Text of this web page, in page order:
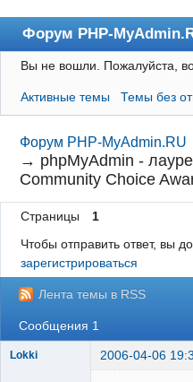
Форум PHP-
Форум
Пользователи
Правила
Поиск
Регистрация
Вы не вошли. Пожалуйста,
Активные темы Темы без
Форум PHP-MyAdmin.RU
→ phpMyAdmin -
Community Choice
Страницы
1
Чтобы отправить ответ, вы
зарегистрироваться
Лента темы в RSS
Сообщения 1
Lokki 2006-04-06